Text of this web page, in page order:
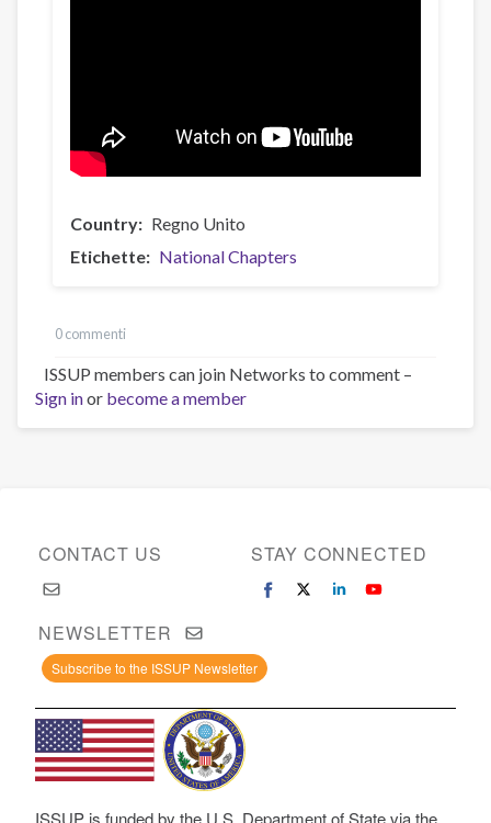
Country
Regno Unito
Etichette
National Chapters
0 commenti
ISSUP members can join Networks to comment –
Sign inor become a member
CONTACT US STAY CONNECTED
NEWSLETTER
Subscribe to the ISSUP Newsletter
ISSUP is funded by the U.S. Department of State via the